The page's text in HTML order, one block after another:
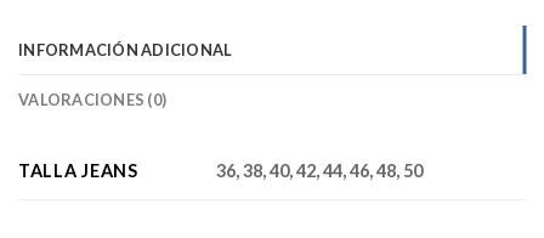
INFORMACIÓN ADICIONAL
VALORACIONES (0)
TALLA JEANS 36, 38, 40, 42, 44, 46, 48, 50